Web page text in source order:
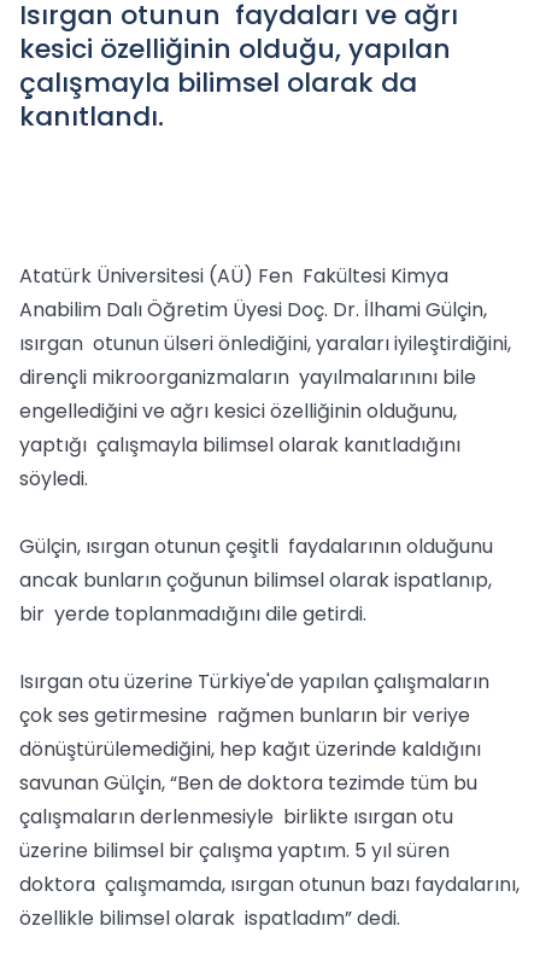
Isırgan otunun faydaları ve ağrı
kesici özelliğinin olduğu, yapılan
çalışmayla bilimsel olarak da
kanıtlandı.
Atatürk Üniversitesi (AÜ) Fen Fakültesi Kimya
Anabilim Dalı Öğretim Üyesi Doç. Dr. İlhami Gülçin,
ısırgan otunun ülseri önlediğini, yaraları iyileştirdiğini,
dirençli mikroorganizmaların yayılmalarınını bile
engellediğini ve ağrı kesici özelliğinin olduğunu,
yaptığı çalışmayla bilimsel olarak kanıtladığını
söyledi.
Gülçin, ısırgan otunun çeşitli faydalarının olduğunu
ancak bunların çoğunun bilimsel olarak ispatlanıp,
bir yerde toplanmadığını dile getirdi.
Isırgan otu üzerine Türkiye'de yapılan çalışmaların
çok ses getirmesine rağmen bunların bir veriye
dönüştürülemediğini, hep kağıt üzerinde kaldığını
savunan Gülçin, “Ben de doktora tezimde tüm bu
çalışmaların derlenmesiyle birlikte ısırgan otu
üzerine bilimsel bir çalışma yaptım. 5 yıl süren
doktora çalışmamda, ısırgan otunun bazı faydalarını,
özellikle bilimsel olarak ispatladım” dedi.